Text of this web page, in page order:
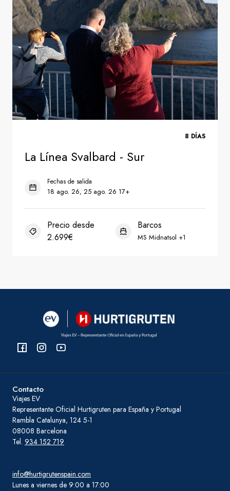
Contacto
Viajes EV
Representante Oficial Hurtigruten para España y Portugal
Rambla Catalunya, 124 5-1
08008 Barcelona
Tel. 934 152 719
info@hurtigrutenspain.com
Lunes a viernes de 9:00 a 17:00